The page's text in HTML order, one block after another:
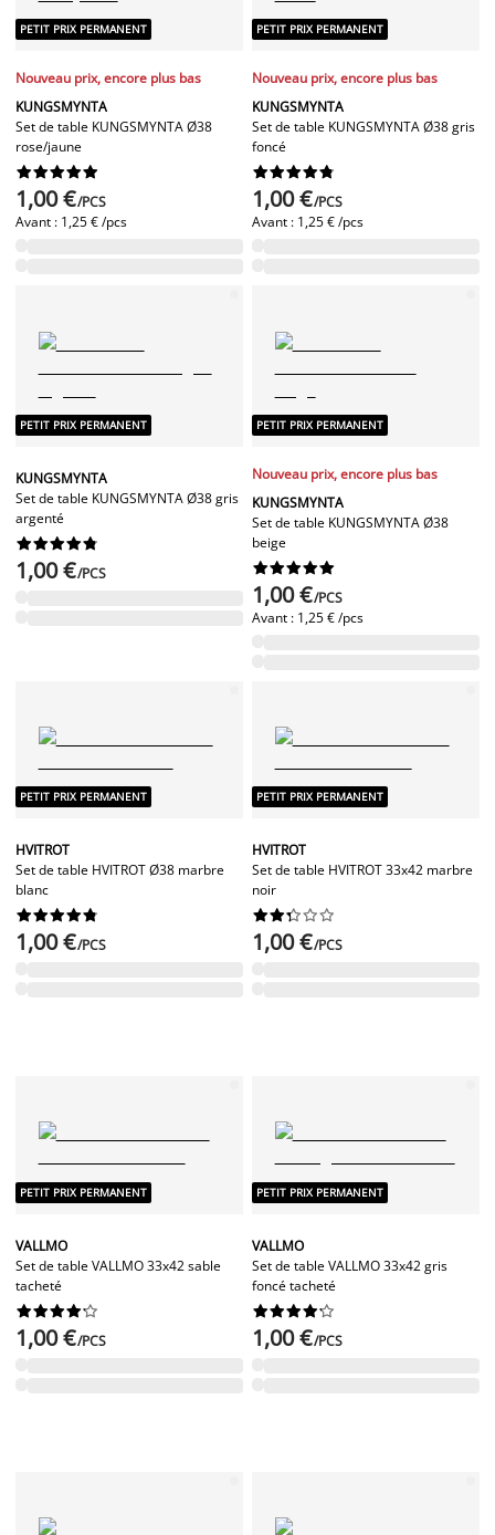
PETIT PRIX PERMANENT
Nouveau prix, encore plus bas
KUNGSMYNTA
Set de table KUNGSMYNTA Ø38
rose/jaune






1,00 €/PCS
Avant : 1,25 € /pcs
PETIT PRIX PERMANENT
Nouveau prix, encore plus bas
KUNGSMYNTA
Set de table KUNGSMYNTA Ø38 gris
foncé






1,00 €/PCS
Avant : 1,25 € /pcs
PETIT PRIX PERMANENT
KUNGSMYNTA
Set de table KUNGSMYNTA Ø38 gris
argenté






1,00 €/PCS
PETIT PRIX PERMANENT
Nouveau prix, encore plus bas
KUNGSMYNTA
Set de table KUNGSMYNTA Ø38
beige






1,00 €/PCS
Avant : 1,25 € /pcs
PETIT PRIX PERMANENT
HVITROT
Set de table HVITROT Ø38 marbre
blanc






1,00 €/PCS
PETIT PRIX PERMANENT
HVITROT
Set de table HVITROT 33x42 marbre
noir






1,00 €/PCS
PETIT PRIX PERMANENT
VALLMO
Set de table VALLMO 33x42 sable
tacheté






1,00 €/PCS
PETIT PRIX PERMANENT
VALLMO
Set de table VALLMO 33x42 gris
foncé tacheté






1,00 €/PCS